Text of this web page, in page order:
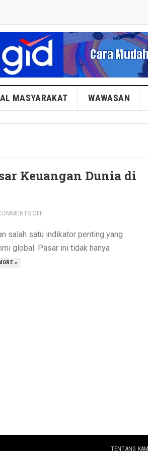
MASYARAKAT WAWASAN
Keuangan Dunia di
OFF
salah satu indikator penting yang
global. Pasar ini tidak hanya
»
TENTANG KAMI